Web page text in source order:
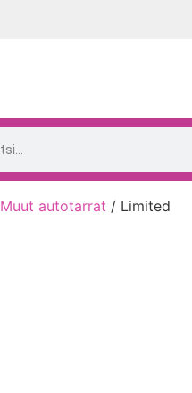
Muut autotarrat / Limited